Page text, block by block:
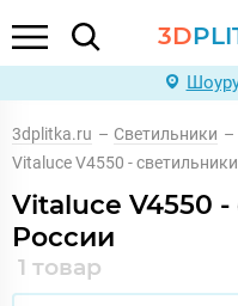
3D
3dplitka.ru – Светильники –
Vitaluce V4550 -
Vitaluce V4550
России
1 товар